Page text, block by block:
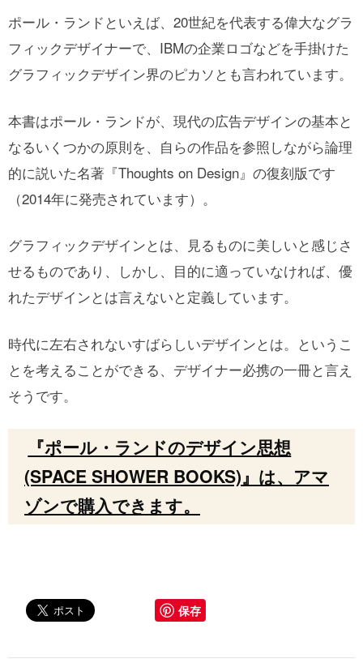
ポール・ランドといえば、20世紀を代表する偉大なグラ
フィックデザイナーで、IBMの企業ロゴなどを手掛けた
グラフィックデザイン界のピカソとも言われています。
本書はポール・ランドが、現代の広告デザインの基本と
なるいくつかの原則を、自らの作品を参照しながら論理
的に説いた名著『Thoughts on Design』の復刻版です
（2014年に発売されています）。
グラフィックデザインとは、見るものに美しいと感じさ
せるものであり、しかし、目的に適っていなければ、優
れたデザインとは言えないと定義しています。
時代に左右されないすばらしいデザインとは。というこ
とを考えることができる、デザイナー必携の一冊と言え
そうです。
『ポール・ランドのデザイン思想
(SPACE SHOWER BOOKS)』は、アマ
ゾンで購入できます。
保存